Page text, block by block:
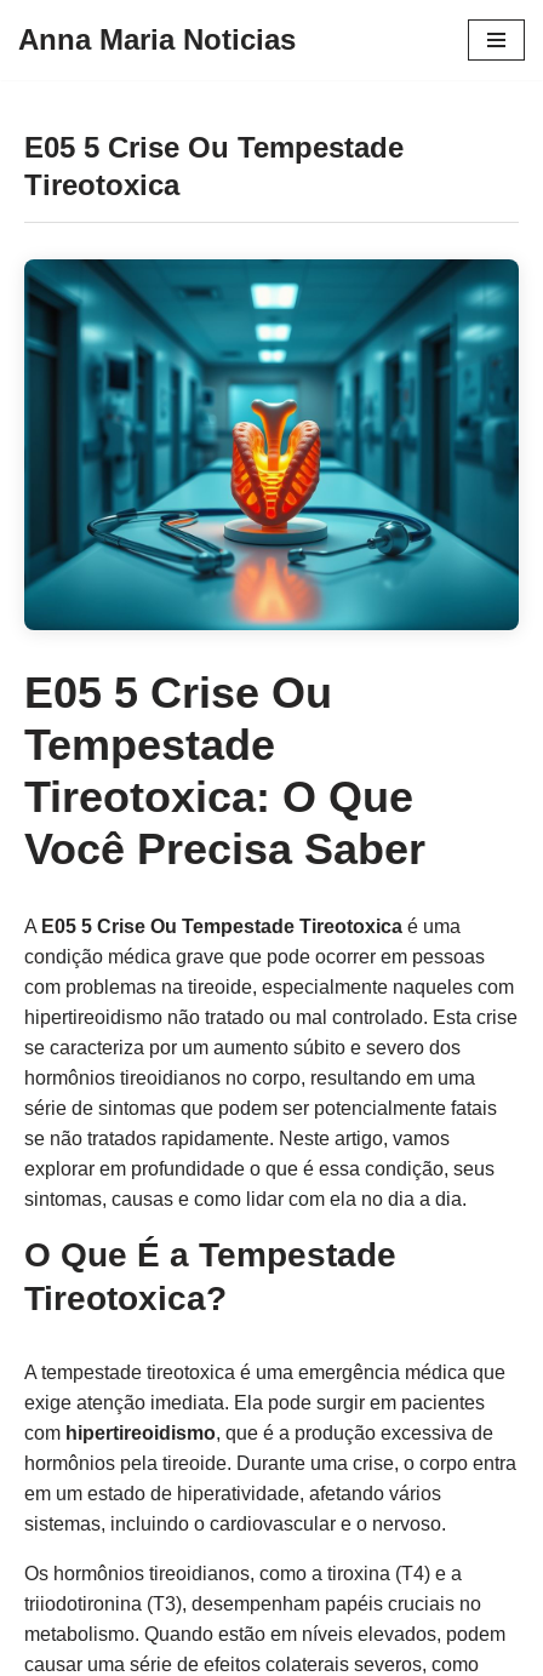
conteúdo
Anna Maria Noticias
E05 5 Crise Ou Tempestade
Tireotoxica
E05 5 Crise Ou
Tempestade
Tireotoxica: O Que
Você Precisa Saber
A E05 5 Crise Ou Tempestade Tireotoxica é uma
condição médica grave que pode ocorrer em pessoas
com problemas na tireoide, especialmente naqueles com
hipertireoidismo não tratado ou mal controlado. Esta crise
se caracteriza por um aumento súbito e severo dos
hormônios tireoidianos no corpo, resultando em uma
série de sintomas que podem ser potencialmente fatais
se não tratados rapidamente. Neste artigo, vamos
explorar em profundidade o que é essa condição, seus
sintomas, causas e como lidar com ela no dia a dia.
O Que É a Tempestade
Tireotoxica?
A tempestade tireotoxica é uma emergência médica que
exige atenção imediata. Ela pode surgir em pacientes
com hipertireoidismo, que é a produção excessiva de
hormônios pela tireoide. Durante uma crise, o corpo entra
em um estado de hiperatividade, afetando vários
sistemas, incluindo o cardiovascular e o nervoso.
Os hormônios tireoidianos, como a tiroxina (T4) e a
triiodotironina (T3), desempenham papéis cruciais no
metabolismo. Quando estão em níveis elevados, podem
causar uma série de efeitos colaterais severos, como